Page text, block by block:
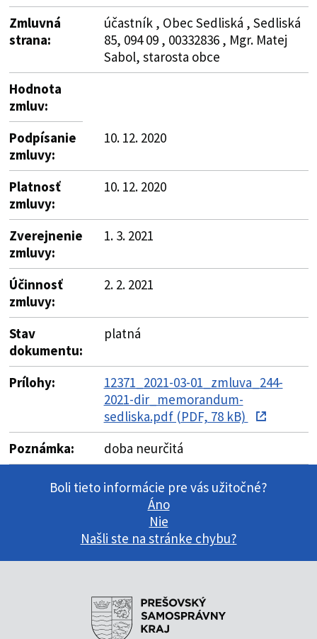
Zmluvná
strana:
účastník , Obec Sedliská , Sedliská
85, 094 09 , 00332836 , Mgr. Matej
Sabol, starosta obce
Hodnota
zmluv:
Podpísanie
zmluvy:
10. 12. 2020
Platnosť
zmluvy:
10. 12. 2020
Zverejnenie
zmluvy:
1. 3. 2021
Účinnosť
zmluvy:
2. 2. 2021
Stav
dokumentu:
platná
Prílohy:
12371_2021-03-01_zmluva_244-
2021-dir_memorandum-
sedliska.pdf (PDF, 78 kB)
Poznámka:
doba neurčitá
Boli tieto informácie pre vás užitočné?
Áno
Nie
Našli ste na stránke chybu?